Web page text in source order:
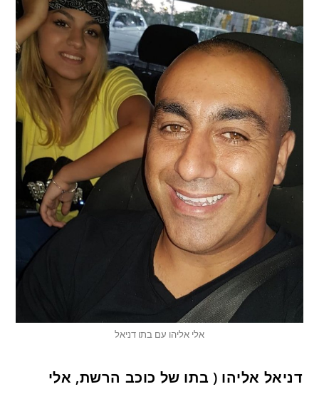
אלי אליהו עם בתו דניאל
דניאל אליהו ( בתו של כוכב הרשת, אלי